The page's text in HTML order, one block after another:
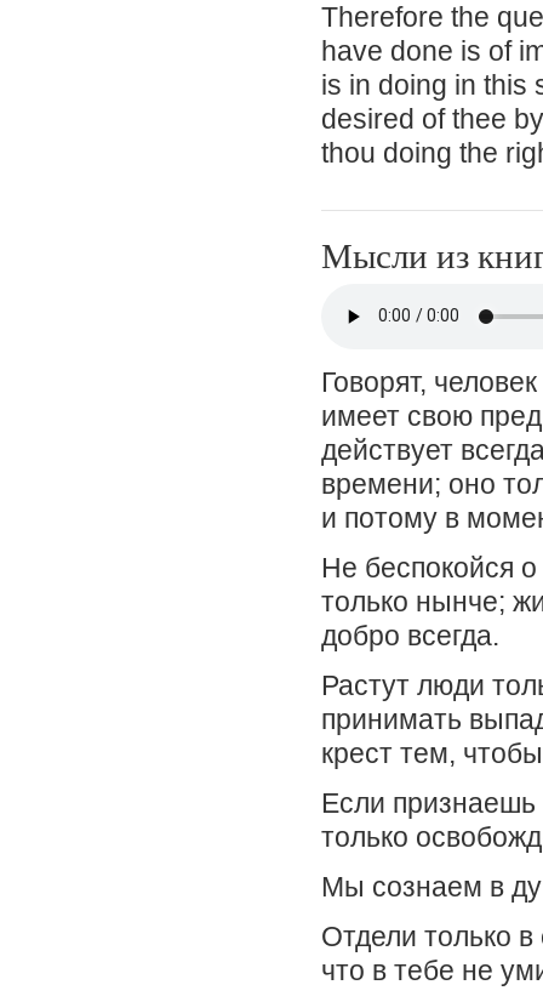
Therefore the
have done is of
is in doing in this
desired of thee
thou doing the
Мысли из
Говорят,
имеет свою
действует
времени; оно
и потому в
Не беспокойся
только нынче;
добро всегда.
Растут люди
принимать
крест тем,
Если признаешь
только
Мы сознаем в
Отдели только
что в тебе не